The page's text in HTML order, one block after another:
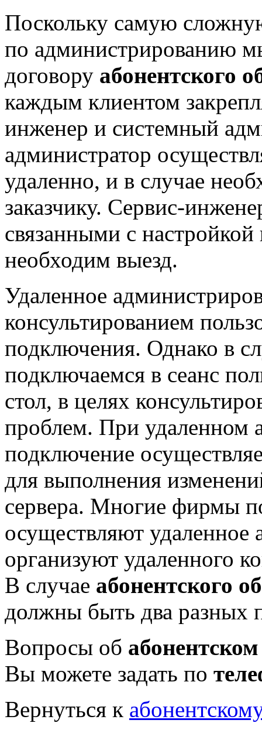
Поскольку самую
по администрированию
договору абонентского
каждым клиентом
инженер и системный
администратор
удаленно, и в случае
заказчику. Сервис-
связанными с
необходим выезд.
Удаленное
консультированием
подключения. Однако в
подключаемся в сеанс
стол, в целях
проблем. При удаленном
подключение
для выполнения
сервера. Многие фирмы
осуществляют удаленное
организуют удаленного
В случае абонентского
должны быть два разных
Вопросы об
Вы можете задать по
Вернуться к